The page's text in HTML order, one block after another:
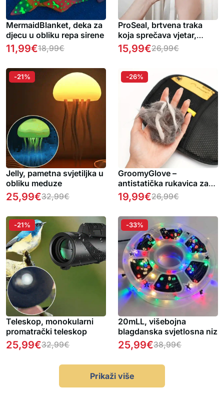
MermaidBlanket, deka za
djecu u obliku repa sirene
11,99€18,99€
ProSeal, brtvena traka
koja sprečava vjetar,
prašinu, buku i insekte od
ulaska u vaš dom
15,99€26,99€
Jelly, pametna svjetiljka u
obliku meduze
25,99€32,99€
-21%
GroomyGlove –
antistatička rukavica za
uklanjanje dlaka kućnih
ljubimaca
19,99€26,99€
-26%
Teleskop, monokularni
promatrački teleskop
25,99€32,99€
-21%
20mLL, višebojna
blagdanska svjetlosna niz
25,99€38,99€
-33%
Prikaži više